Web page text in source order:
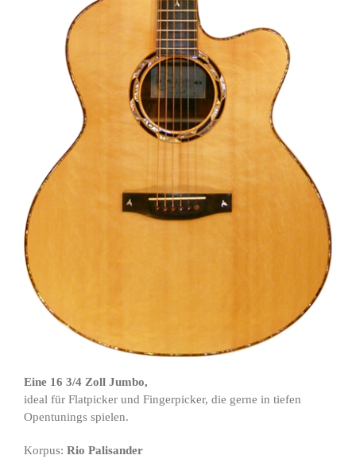
Eine 16 3/4 Zoll Jumbo,
ideal für Flatpicker und Fingerpicker, die gerne in tiefen
Opentunings spielen.
Korpus: Rio Palisander